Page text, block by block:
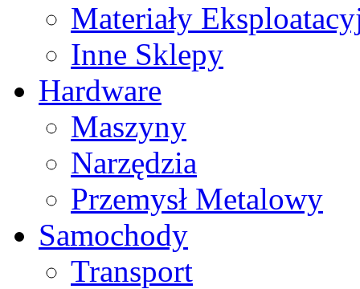
Materiały
Inne Sklepy
Hardware
Maszyny
Narzędzia
Przemysł Metalowy
Samochody
Transport